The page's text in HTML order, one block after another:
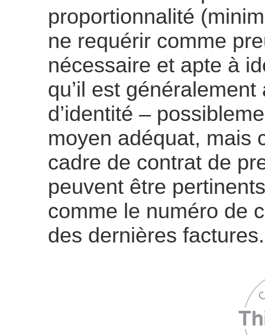
proportionnalité
ne requérir comme
nécessaire et apte à
qu’il est
d’identité –
moyen adéquat, mais
cadre de contrat de
peuvent être
comme le numéro de
des dernières factures.